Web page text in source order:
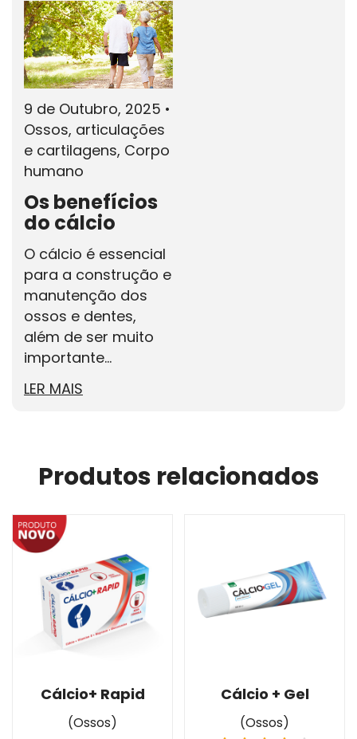
9 de Outubro, 2025 •
Ossos, articulações
e cartilagens, Corpo
humano
Os benefícios
do cálcio
O cálcio é essencial
para a construção e
manutenção dos
ossos e dentes,
além de ser muito
importante...
LER MAIS
Produtos relacionados
Cálcio+ Rapid
(Ossos)
Cálcio + Gel
(Ossos)